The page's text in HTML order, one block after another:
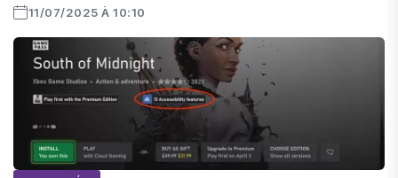
11/07/2025 À 10:10